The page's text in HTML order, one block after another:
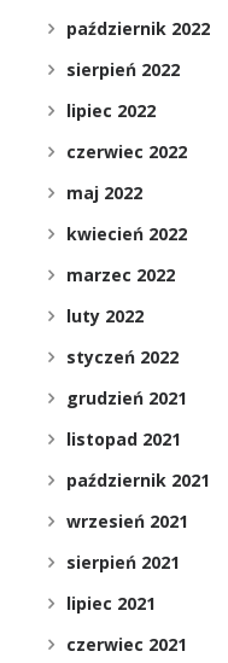
październik 2022
sierpień 2022
lipiec 2022
czerwiec 2022
maj 2022
kwiecień 2022
marzec 2022
luty 2022
styczeń 2022
grudzień 2021
listopad 2021
październik 2021
wrzesień 2021
sierpień 2021
lipiec 2021
czerwiec 2021